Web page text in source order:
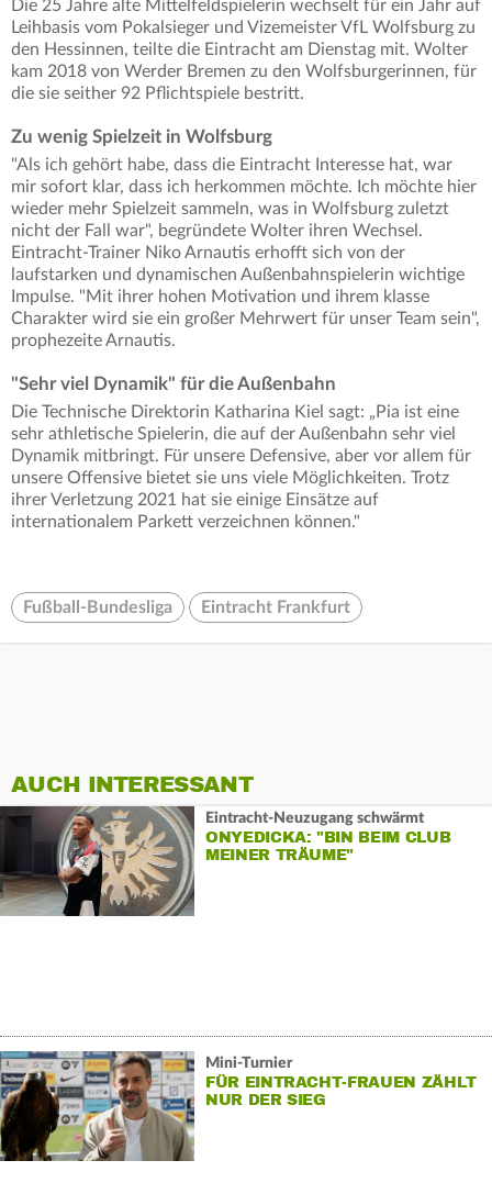
Die 25 Jahre alte Mittelfeldspielerin wechselt für ein Jahr auf
Leihbasis vom Pokalsieger und Vizemeister VfL Wolfsburg zu
den Hessinnen, teilte die Eintracht am Dienstag mit. Wolter
kam 2018 von Werder Bremen zu den Wolfsburgerinnen, für
die sie seither 92 Pflichtspiele bestritt.
Zu wenig Spielzeit in Wolfsburg
"Als ich gehört habe, dass die Eintracht Interesse hat, war
mir sofort klar, dass ich herkommen möchte. Ich möchte hier
wieder mehr Spielzeit sammeln, was in Wolfsburg zuletzt
nicht der Fall war", begründete Wolter ihren Wechsel.
Eintracht-Trainer Niko Arnautis erhofft sich von der
laufstarken und dynamischen Außenbahnspielerin wichtige
Impulse. "Mit ihrer hohen Motivation und ihrem klasse
Charakter wird sie ein großer Mehrwert für unser Team sein",
prophezeite Arnautis.
"Sehr viel Dynamik" für die Außenbahn
Die Technische Direktorin Katharina Kiel sagt: „Pia ist eine
sehr athletische Spielerin, die auf der Außenbahn sehr viel
Dynamik mitbringt. Für unsere Defensive, aber vor allem für
unsere Offensive bietet sie uns viele Möglichkeiten. Trotz
ihrer Verletzung 2021 hat sie einige Einsätze auf
internationalem Parkett verzeichnen können."
Fußball-Bundesliga Eintracht Frankfurt
AUCH INTERESSANT
Eintracht-Neuzugang schwärmt
ONYEDICKA: "BIN BEIM CLUB
MEINER TRÄUME"
Mini-Turnier
FÜR EINTRACHT-FRAUEN ZÄHLT
NUR DER SIEG